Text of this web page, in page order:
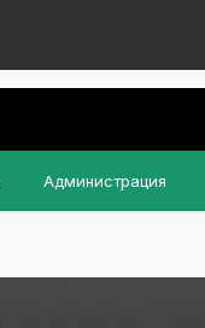
Администрация